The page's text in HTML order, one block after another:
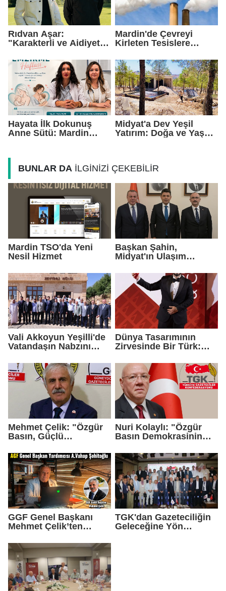
Rıdvan Aşar:
"Karakterli ve Aidiyet
Kadro Kuruyoruz"
Mardin'de Çevreyi
Kirleten Tesislere
TL Yaptırım
Hayata İlk Dokunuş
Anne Sütü: Mardin
Midyat'a Dev Yeşil
Yatırım: Doğa ve Yaşam
BUNLAR DA İLGİNİZİ ÇEKEBİLİR
Mardin TSO'da Yeni
Nesil Hizmet
Başkan Şahin,
Midyat'ın Ulaşım
Taşıdı
Vali Akkoyun Yeşilli'de
Vatandaşın Nabzını
Dünya Tasarımının
Zirvesinde Bir Türk:
Ayanoğlu'na İtalya'dan
Birincilik Ödülü
Mehmet Çelik: "Özgür
Basın, Güçlü
Teminatıdır"
Nuri Kolaylı: "Özgür
Basın Demokrasinin
GGF Genel Başkanı
Mehmet Çelik’ten
Şehitoğlu’na Yapılan
Saldırıya Sert Tepki
TGK'dan Gazeteciliğin
Geleceğine Yön